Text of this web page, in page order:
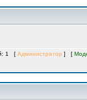
1 [ Администратор ] [